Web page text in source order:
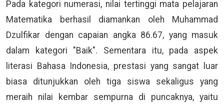
Pada kategori numerasi, nilai tertinggi mata pelajaran
Matematika berhasil diamankan oleh Muhammad
Dzulfikar dengan capaian angka 86.67, yang masuk
dalam kategori "Baik". Sementara itu, pada aspek
literasi Bahasa Indonesia, prestasi yang sangat luar
biasa ditunjukkan oleh tiga siswa sekaligus yang
meraih nilai kembar sempurna di puncaknya, yaitu